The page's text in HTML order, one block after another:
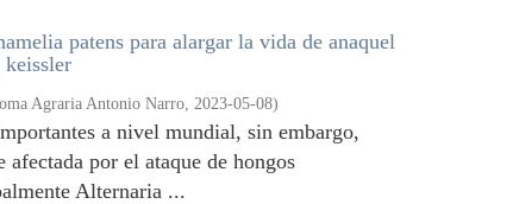
patens para alargar la vida de anaquel
keissler
Agraria Antonio Narro, 2023-05-08)
a nivel mundial, sin embargo,
afectada por el ataque de hongos
Alternaria ...